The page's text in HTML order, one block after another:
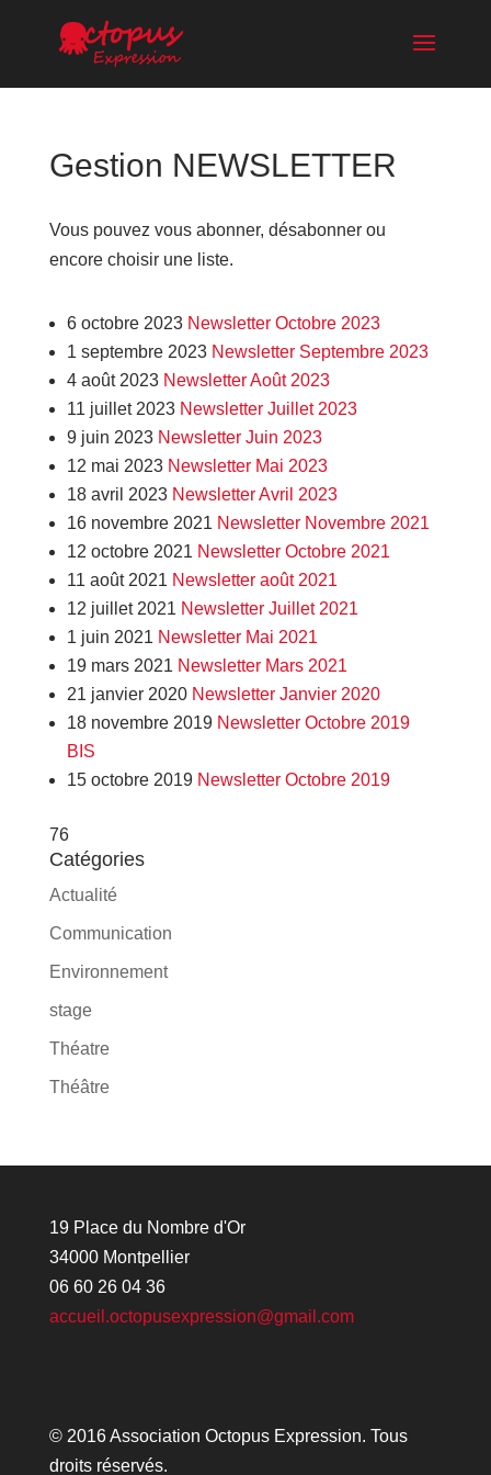
Gestion NEWSLETTER
Vous pouvez vous abonner, désabonner ou
encore choisir une liste.
6 octobre 2023 Newsletter Octobre 2023
1 septembre 2023 Newsletter Septembre 2023
4 août 2023 Newsletter Août 2023
11 juillet 2023 Newsletter Juillet 2023
9 juin 2023 Newsletter Juin 2023
12 mai 2023 Newsletter Mai 2023
18 avril 2023 Newsletter Avril 2023
16 novembre 2021 Newsletter Novembre 2021
12 octobre 2021 Newsletter Octobre 2021
11 août 2021 Newsletter août 2021
12 juillet 2021 Newsletter Juillet 2021
1 juin 2021 Newsletter Mai 2021
19 mars 2021 Newsletter Mars 2021
21 janvier 2020 Newsletter Janvier 2020
18 novembre 2019 Newsletter Octobre 2019
BIS
15 octobre 2019 Newsletter Octobre 2019
76
Catégories
Actualité
Communication
Environnement
stage
Théatre
Théâtre
19 Place du Nombre d'Or
34000 Montpellier
06 60 26 04 36
accueil.octopusexpression@gmail.com
© 2016 Association Octopus Expression. Tous
droits réservés.